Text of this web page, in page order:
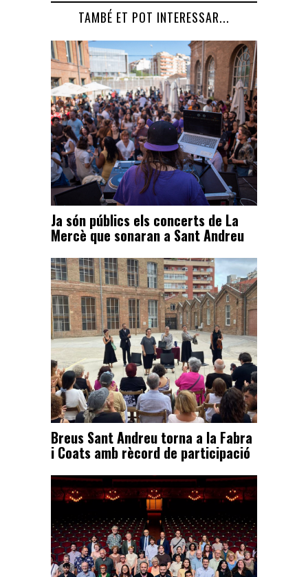
TAMBÉ ET POT INTERESSAR...
Ja són públics els concerts de La
Mercè que sonaran a Sant Andreu
Breus Sant Andreu torna a la Fabra
i Coats amb rècord de participació